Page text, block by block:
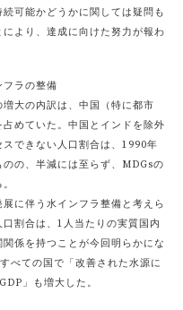
可能かどうかに関しては疑問も
より、達成に向けた努力が報わ
フラの整備
大の内訳は、中国（特に都市
めていた。中国とインドを除外
できない人口割合は、1990年
の、半減には至らず、MDGsの
に伴う水インフラ整備と考えら
割合は、1人当たりの実質国内
係を持つことが今回明らかにな
べての国で「改善された水源に
」も増大した。